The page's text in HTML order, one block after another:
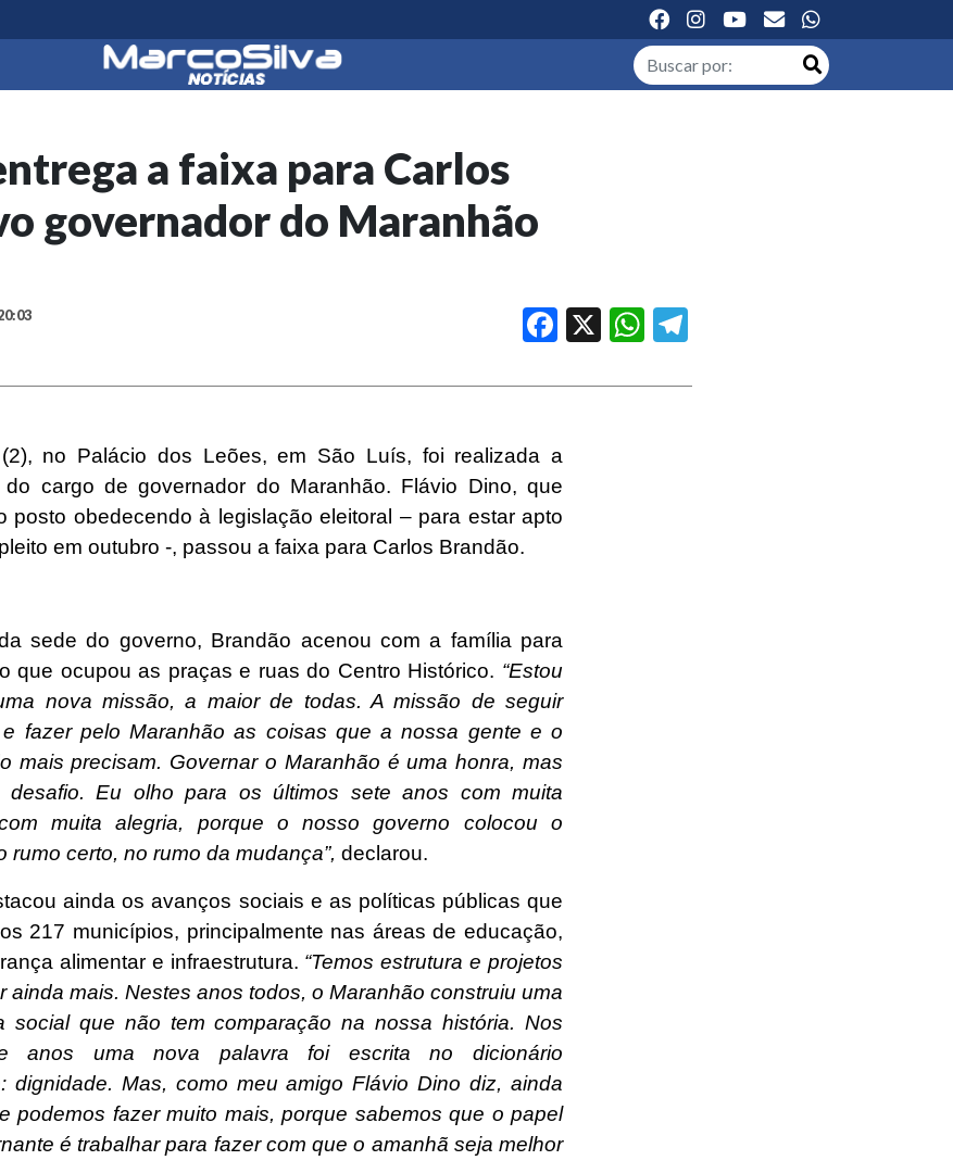
a faixa para Carlos
governador do Maranhão
Facebook WhatsApp
no Palácio dos Leões, em São Luís, foi realizada a
do cargo de governador do Maranhão. Flávio Dino, que
posto obedecendo à legislação eleitoral – para estar apto
em outubro -, passou a faixa para Carlos Brandão.
sede do governo, Brandão acenou com a família para
que ocupou as praças e ruas do Centro Histórico. “Estou
nova missão, a maior de todas. A missão de seguir
e fazer pelo Maranhão as coisas que a nossa gente e o
mais precisam. Governar o Maranhão é uma honra, mas
desafio. Eu olho para os últimos sete anos com muita
muita alegria, porque o nosso governo colocou o
rumo certo, no rumo da mudança”, declarou.
ainda os avanços sociais e as políticas públicas que
217 municípios, principalmente nas áreas de educação,
alimentar e infraestrutura. “Temos estrutura e projetos
ainda mais. Nestes anos todos, o Maranhão construiu uma
social que não tem comparação na nossa história. Nos
anos uma nova palavra foi escrita no dicionário
dignidade. Mas, como meu amigo Flávio Dino diz, ainda
podemos fazer muito mais, porque sabemos que o papel
é trabalhar para fazer com que o amanhã seja melhor